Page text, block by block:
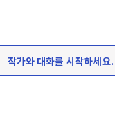
작가와 대화를 시작하세요.